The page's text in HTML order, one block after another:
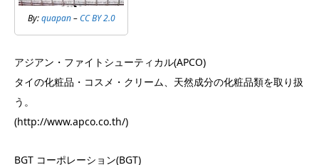
By:quapan–CC BY 2.0
アジアン・ファイトシューティカル(APCO)
タイの化粧品・コスメ・クリーム、天然成分の化粧品類を取り扱
う。
(http://www.apco.co.th/)
BGT コーポレーション(BGT)